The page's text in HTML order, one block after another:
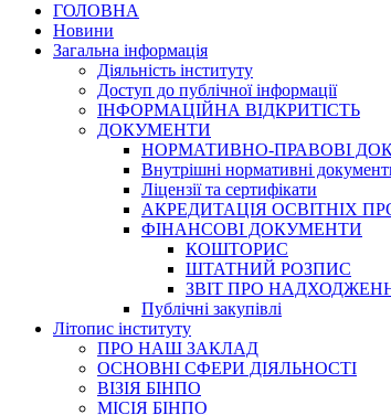
ГОЛОВНА
Новини
Загальна інформація
Діяльність інституту
Доступ до публічної інформації
ІНФОРМАЦІЙНА ВІДКРИТІСТЬ
ДОКУМЕНТИ
НОРМАТИВНО-ПРАВОВІ
Внутрішні нормативні
Ліцензії та сертифікати
АКРЕДИТАЦІЯ ОСВІТНІХ
ФІНАНСОВІ ДОКУМЕНТИ
КОШТОРИС
ШТАТНИЙ РОЗПИС
ЗВІТ ПРО
Публічні закупівлі
Літопис інституту
ПРО НАШ ЗАКЛАД
ОСНОВНІ СФЕРИ ДІЯЛЬНОСТІ
ВІЗІЯ БІНПО
МІСІЯ БІНПО